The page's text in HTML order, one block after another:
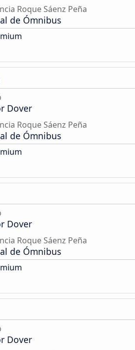
Roque Sáenz Peña
de Ómnibus
Dover
Roque Sáenz Peña
de Ómnibus
Dover
Roque Sáenz Peña
de Ómnibus
Dover